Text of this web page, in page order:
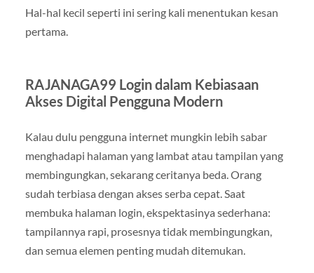
Hal-hal kecil seperti ini sering kali menentukan kesan
pertama.
RAJANAGA99 Login dalam Kebiasaan
Akses Digital Pengguna Modern
Kalau dulu pengguna internet mungkin lebih sabar
menghadapi halaman yang lambat atau tampilan yang
membingungkan, sekarang ceritanya beda. Orang
sudah terbiasa dengan akses serba cepat. Saat
membuka halaman login, ekspektasinya sederhana:
tampilannya rapi, prosesnya tidak membingungkan,
dan semua elemen penting mudah ditemukan.